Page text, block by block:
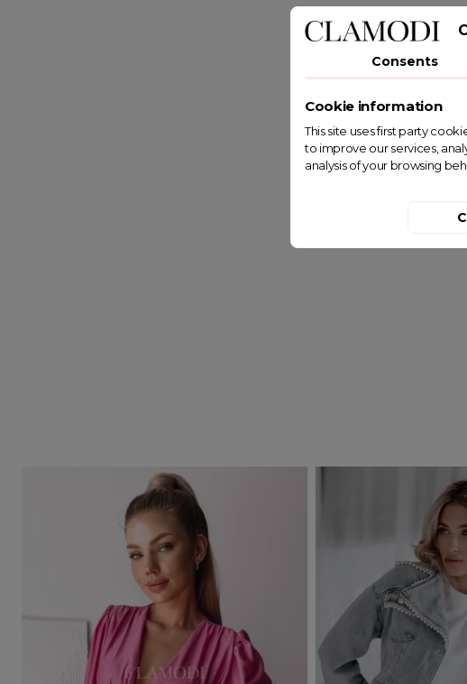
Consents
Cookie information
This site uses first party
to improve our services,
analysis of your browsing